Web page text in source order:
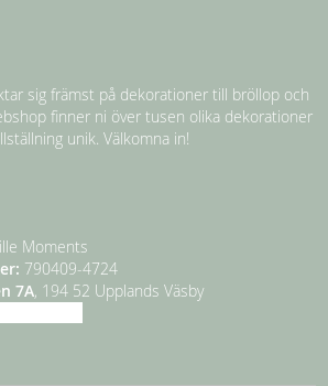
sig främst på dekorationer till bröllop och
finner ni över tusen olika dekorationer
unik. Välkomna in!
Moments
790409-4724
7A, 194 52 Upplands Väsby